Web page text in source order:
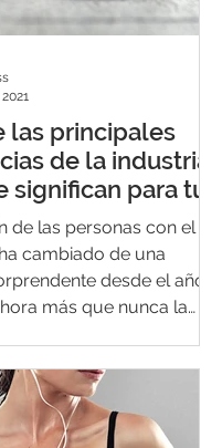
las principales
de la industria
significan para tu
de las personas con el
cambiado de una
desde el año
más que nunca la